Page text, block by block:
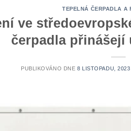
TEPELNÁ ČERPADLA A
ve
čerpadla přinášejí
PUBLIKOVÁNO DNE 8 LISTOPADU, 2023